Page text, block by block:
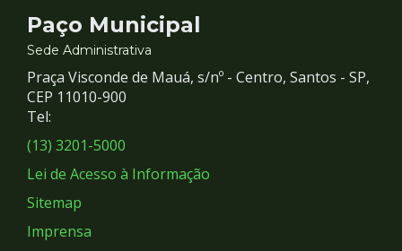
Contato
e
Redes
Sociais
Paço Municipal
Sede Administrativa
Praça Visconde de Mauá, s/nº - Centro, Santos - SP,
CEP 11010-900
Tel:
(13) 3201-5000
Lei de Acesso à Informação
Sitemap
Imprensa